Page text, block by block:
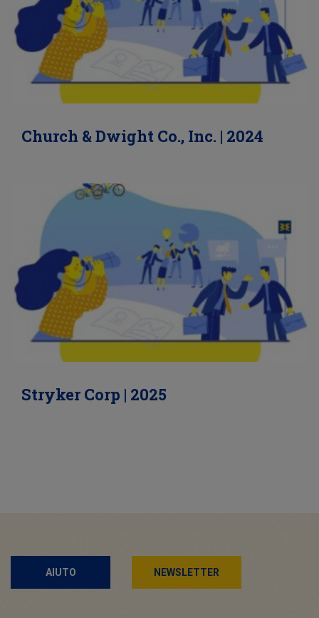
Church & Dwight Co., Inc. | 2024
Stryker Corp | 2025
AIUTO NEWSLETTER